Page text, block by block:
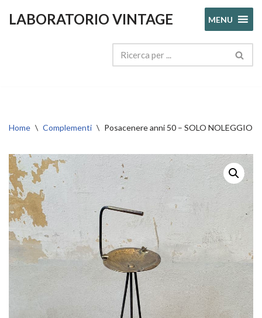
LABORATORIO VINTAGE MENU
Home \ Complementi \ Posacenere anni 50 – SOLO NOLEGGIO